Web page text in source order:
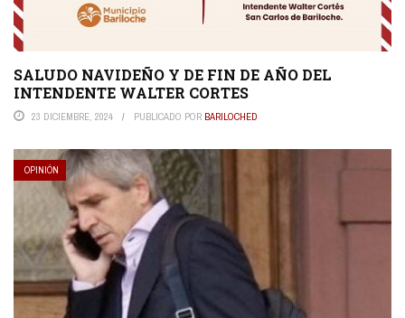
SALUDO NAVIDEÑO Y DE FIN DE AÑO DEL
INTENDENTE WALTER CORTES
23 DICIEMBRE, 2024 PUBLICADO POR BARILOCHED
OPINIÓN